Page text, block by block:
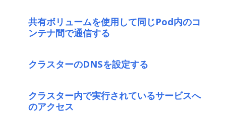
共有ボリュームを使用して同じPod内のコ
ンテナ間で通信する
クラスターのDNSを設定する
クラスター内で実行されているサービスへ
のアクセス